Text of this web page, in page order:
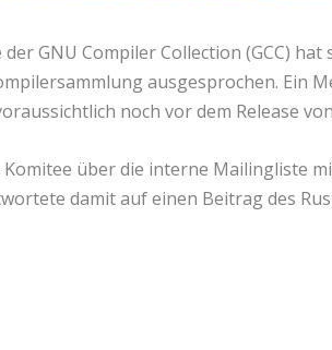
GNU Compiler Collection (GCC)
ausgesprochen. Ein
noch vor dem Release
über die interne Mailingliste
damit auf einen Beitrag des